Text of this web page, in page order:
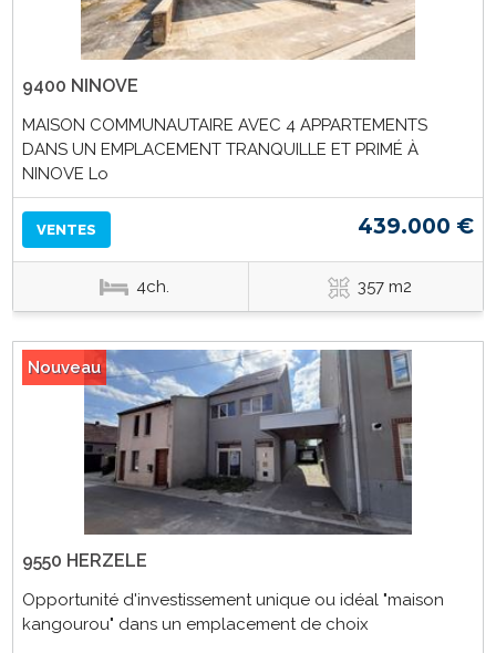
9400 NINOVE
MAISON COMMUNAUTAIRE AVEC 4 APPARTEMENTS
DANS UN EMPLACEMENT TRANQUILLE ET PRIMÉ À
NINOVE Lo
VENTES 439.000 €
4ch. 357 m2
Nouveau
9550 HERZELE
Opportunité d'investissement unique ou idéal "maison
kangourou" dans un emplacement de choix